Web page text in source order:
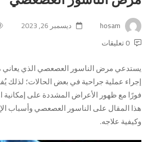
ديسمبر 26, 2023
0 تعليقات
يستدعي مرض الناسور العصعصي الذي يعاني
إجراء عملية جراحية في بعض الحالات؛ لذلك
فورًا مع ظهور الأعراض المشددة على إمكانية
هذا المقال على الناسور العصعصي وأسباب
وكيفية علاجه.